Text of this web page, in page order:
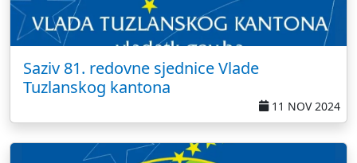
Saziv 81. redovne sjednice Vlade
Tuzlanskog kantona
11 NOV 2024